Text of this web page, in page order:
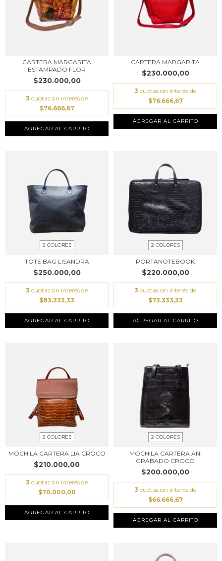
CARTERA MARGARITA
ESTAMPADO FLOR
$230.000,00
3 cuotas sin interés de
$76.666,67
AGREGAR AL CARRITO
CARTERA MARGARITA
$230.000,00
3 cuotas sin interés de
$76.666,67
AGREGAR AL CARRITO
2 COLORES
TOTE BAG LISANDRA
$250.000,00
3 cuotas sin interés de
$83.333,33
AGREGAR AL CARRITO
2 COLORES
PORTANOTEBOOK
$220.000,00
3 cuotas sin interés de
$73.333,33
AGREGAR AL CARRITO
2 COLORES
MOCHILA CARTERA LIA CROCO
$210.000,00
3 cuotas sin interés de
$70.000,00
AGREGAR AL CARRITO
2 COLORES
MOCHILA CARTERA ANI
GRABADO CROCO
$200.000,00
3 cuotas sin interés de
$66.666,67
AGREGAR AL CARRITO